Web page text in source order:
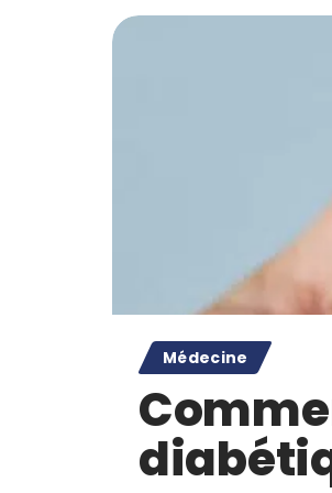
Médecine